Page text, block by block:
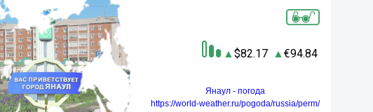
82.17 94.84
Янаул - погода
https://world-weather.ru/pogoda/russia/perm/